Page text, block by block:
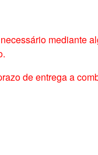
mediante
de entrega a